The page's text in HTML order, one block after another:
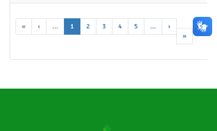
« ‹ ... 1 2 3 4 5 ...
›
»